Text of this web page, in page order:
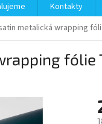
Kontakty
metalická wrapping
fólie